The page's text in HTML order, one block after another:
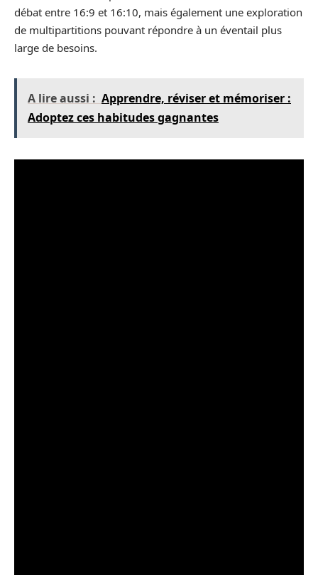
débat entre 16:9 et 16:10, mais également une exploration
de multipartitions pouvant répondre à un éventail plus
large de besoins.
A lire aussi : Apprendre, réviser et mémoriser :
Adoptez ces habitudes gagnantes